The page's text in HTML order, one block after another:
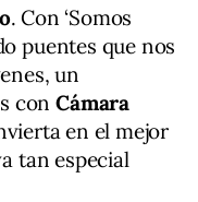
. Con ‘Somos
puentes que nos
un
conCámara
en el mejor
tan especial